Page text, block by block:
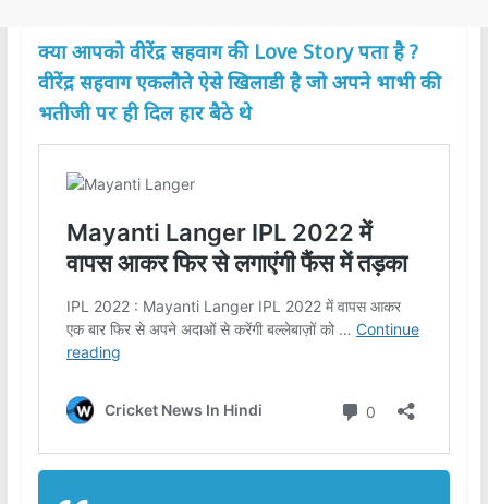
क्या आपको वीरेंद्र सहवाग की Love Story पता है ?
वीरेंद्र सहवाग एकलौते ऐसे खिलाडी है जो अपने भाभी की
भतीजी पर ही दिल हार बैठे थे